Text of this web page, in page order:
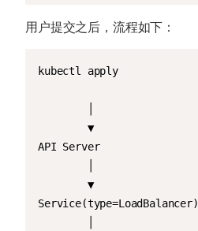
用户提交之后，流程如下：
kubectl apply
        ▼
API Server
        ▼
Service(type=LoadBalancer)